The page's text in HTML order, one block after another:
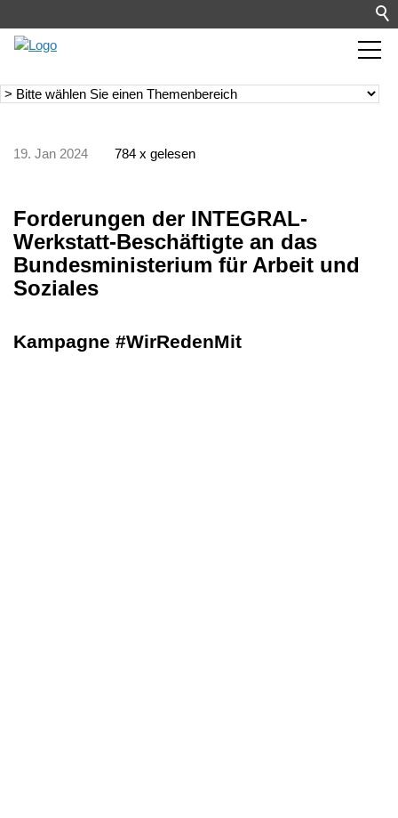
19. Jan 2024 784 x gelesen
Forderungen der INTEGRAL-
Werkstatt-Beschäftigte an das
Bundesministerium für Arbeit und
Soziales
Kampagne #WirRedenMit